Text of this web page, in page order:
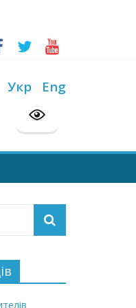
Укр Eng